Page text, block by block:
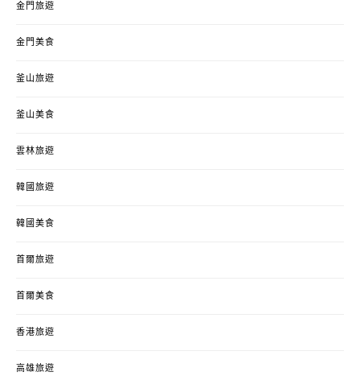
金門旅遊
金門美食
釜山旅遊
釜山美食
雲林旅遊
韓國旅遊
韓國美食
首爾旅遊
首爾美食
香港旅遊
高雄旅遊